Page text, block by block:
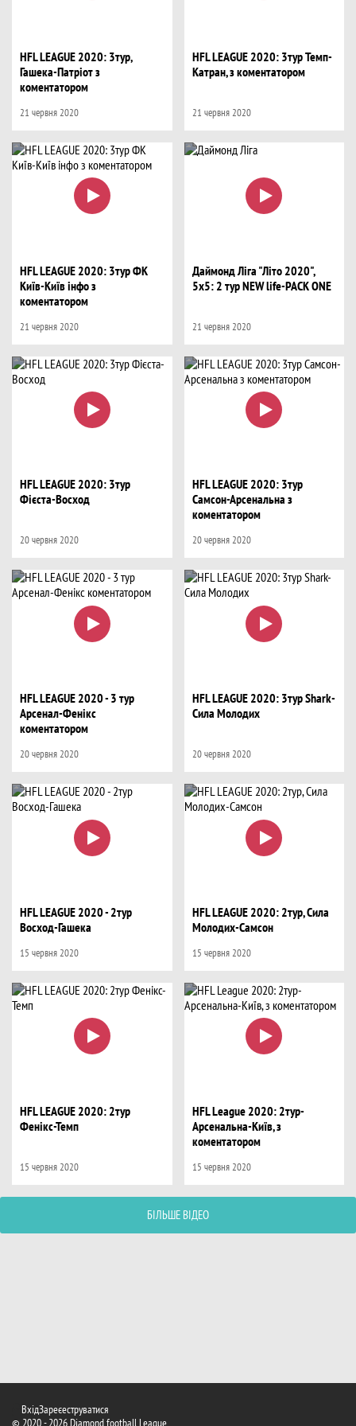
HFL LEAGUE 2020: 3тур,
Гашека-Патріот з
коментатором
21 червня 2020
HFL LEAGUE 2020: 3тур Темп-
Катран, з коментатором
21 червня 2020
HFL LEAGUE 2020: 3тур ФК
Київ-Київ інфо з
коментатором
21 червня 2020
Даймонд Ліга "Літо 2020",
5x5: 2 тур NEW life-PACK ONE
21 червня 2020
HFL LEAGUE 2020: 3тур
Фієста-Восход
20 червня 2020
HFL LEAGUE 2020: 3тур
Самсон-Арсенальна з
коментатором
20 червня 2020
HFL LEAGUE 2020 - 3 тур
Арсенал-Фенікс
коментатором
20 червня 2020
HFL LEAGUE 2020: 3тур Shark-
Сила Молодих
20 червня 2020
HFL LEAGUE 2020 - 2тур
Восход-Гашека
15 червня 2020
HFL LEAGUE 2020: 2тур, Сила
Молодих-Самсон
15 червня 2020
HFL LEAGUE 2020: 2тур
Фенікс-Темп
15 червня 2020
HFL League 2020: 2тур-
Арсенальна-Київ, з
коментатором
15 червня 2020
БІЛЬШЕ ВІДЕО
© 2020 - 2026 Diamond football League
ВхідЗареєеструватися